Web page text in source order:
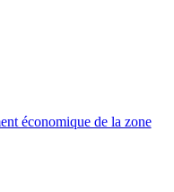
économique de la zone